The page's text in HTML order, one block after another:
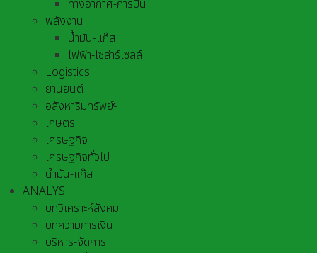
ทางอากาศ-การบิน
พลังงาน
น้ำมัน-แก๊ส
ไฟฟ้า-โซล่าร์เซลล์
Logistics
ยานยนต์
อสังหาริมทรัพย์ฯ
เกษตร
เศรษฐกิจ
เศรษฐกิจทั่วไป
น้ำมัน-แก๊ส
ANALYS
บทวิเคราะห์สังคม
บทความการเงิน
บริหาร-จัดการ